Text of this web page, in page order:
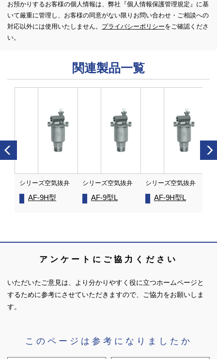
お預かりするお客様の個人情報は、弊社『個人情報保護管理規定』に基
いて厳重に管理し、お客様の同意がない限り お問い合わせ・ご相談への
対応以外には使用いたしません。 プライバシーポリシーをご確認くださ
い。
関連製品一覧
シリーズ空気抜弁
AF-9H型
シリーズ空気抜弁
AF-9型L
シリーズ空気抜弁
AF-9H型L
アンケートにご協力ください
いただいたご意見は、より分かりやすく役に立つホームページと
するために参考にさせていただきますので、ご協力をお願いしま
す。
このページは参考になりましたか